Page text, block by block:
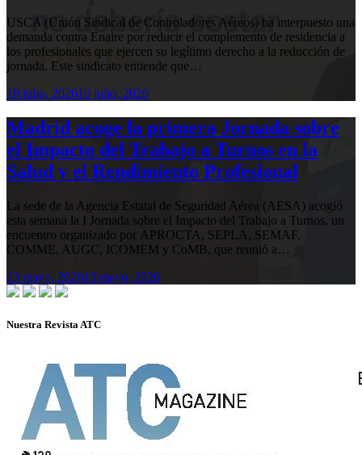
USCA (Unión Sindical de Controladores Aéreos) ha interpuesto una
demanda contra Enaire por reducir el complemento de residencia a
los profesionales que ejercen su legítimo derecho a la reducción de
jornada. Este sindicato entiende que…
10 julio, 202610 julio, 2026
Madrid acoge la primera Jornada sobre
el Impacto del Trabajo a Turnos en la
Salud y el Rendimiento Profesional
La sede de la Agencia Estatal de Seguridad Aérea (AESA) acogió
esta semana la I Jornada sobre el Impacto del Trabajo a Turnos, un
encuentro organizado por APROCTA, SEPLA, SEMAF,
COMME, AUGC, ICOMEM y CoMB, que reunió a…
13 mayo, 202613 mayo, 2026
Nuestra Revista ATC